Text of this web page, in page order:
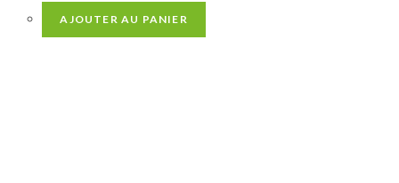
AJOUTER AU PANIER